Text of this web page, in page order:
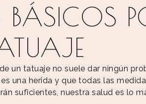
BÁSICOS
un tatuaje no suele dar ningún
una herida y que todas las
suficientes, nuestra salud es lo